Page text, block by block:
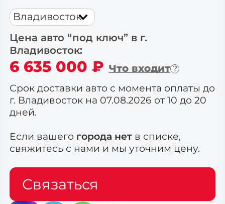
Владивосток
Цена авто “под ключ” в г.
Владивосток:
6 635 000 ₽ Что входит
Срок доставки авто с момента оплаты до
г. Владивосток на 07.08.2026 от 10 до 20
дней.
Если вашего города нетв списке,
свяжитесь с нами и мы уточним цену.
Связаться